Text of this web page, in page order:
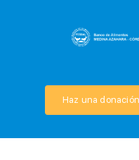
QUIÉNES SOMOS
Haz una donación